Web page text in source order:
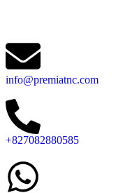
info@premiatnc.com
+827082880585